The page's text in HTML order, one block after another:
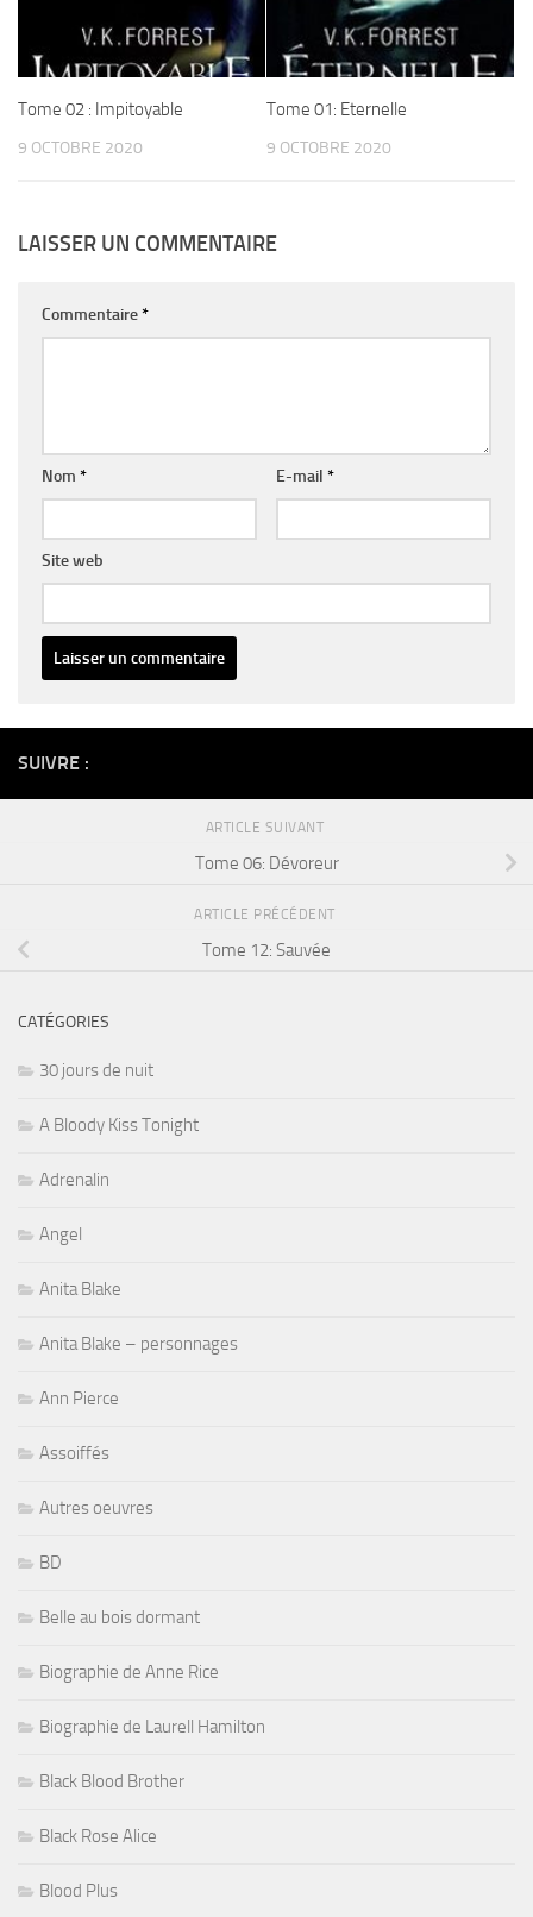
Tome 02 : Impitoyable
9 OCTOBRE 2020
Tome 01: Eternelle
9 OCTOBRE 2020
LAISSER UN COMMENTAIRE
Commentaire*
Nom * E-mail *
Site web
SUIVRE :
ARTICLE SUIVANT
Tome 06: Dévoreur
ARTICLE PRÉCÉDENT
Tome 12: Sauvée
CATÉGORIES
30 jours de nuit
A Bloody Kiss Tonight
Adrenalin
Angel
Anita Blake
Anita Blake – personnages
Ann Pierce
Assoiffés
Autres oeuvres
BD
Belle au bois dormant
Biographie de Anne Rice
Biographie de Laurell Hamilton
Black Blood Brother
Black Rose Alice
Blood Plus